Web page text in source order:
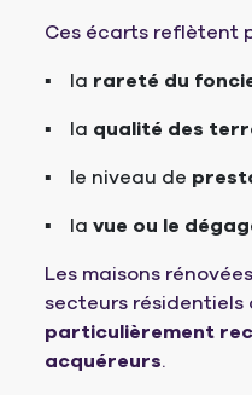
Ces écarts reflètent
la rareté du
la qualité des
le niveau de
la vue ou le
Les maisons
secteurs résidentiels
particulièrement
acquéreurs.